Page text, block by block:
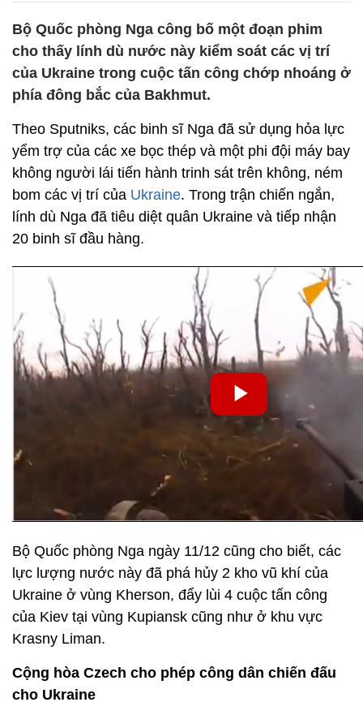
Bộ Quốc phòng Nga công bố một đoạn phim
cho thấy lính dù nước này kiểm soát các vị trí
của Ukraine trong cuộc tấn công chớp nhoáng ở
phía đông bắc của Bakhmut.
Theo Sputniks, các binh sĩ Nga đã sử dụng hỏa lực
yểm trợ của các xe bọc thép và một phi đội máy bay
không người lái tiến hành trinh sát trên không, ném
bom các vị trí của Ukraine. Trong trận chiến ngắn,
lính dù Nga đã tiêu diệt quân Ukraine và tiếp nhận
20 binh sĩ đầu hàng.
Bộ Quốc phòng Nga ngày 11/12 cũng cho biết, các
lực lượng nước này đã phá hủy 2 kho vũ khí của
Ukraine ở vùng Kherson, đẩy lùi 4 cuộc tấn công
của Kiev tại vùng Kupiansk cũng như ở khu vực
Krasny Liman.
Cộng hòa Czech cho phép công dân chiến đấu
cho Ukraine